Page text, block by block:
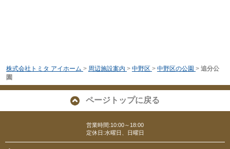
株式会社トミタ アイホーム > 周辺施設案内 > 中野区 > 中野区の公園 > 追分公
園
ページトップに戻る
営業時間:10:00～18:00
定休日:水曜日、日曜日